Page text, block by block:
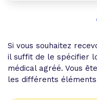
Si vous souhaitez
il suffit de le spécifier
médical agréé. Vous
les différents éléments